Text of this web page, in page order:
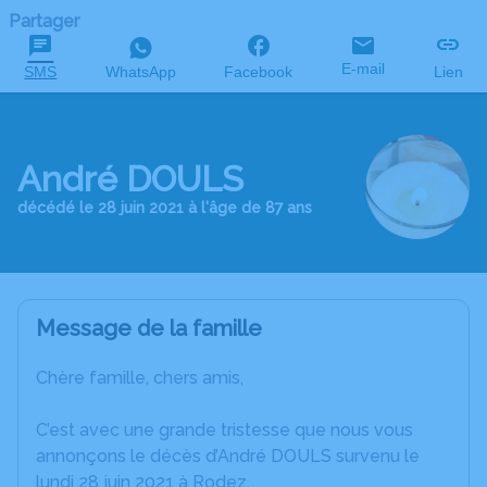
Partager
SMS WhatsApp Facebook E-mail Lien
André DOULS
décédé le 28 juin 2021 à l'âge de 87 ans
Message de la famille
Chère famille, chers amis,
C’est avec une grande tristesse que nous vous
annonçons le décès d’André DOULS survenu le
lundi 28 juin 2021 à Rodez.